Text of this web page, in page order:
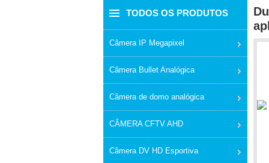
TODOS OS PRODUTOS
Câmera IP Megapixel
Câmera Bullet Analógica
Câmera de domo analógica
CÂMERA CFTV AHD
Câmera DV HD Esportiva